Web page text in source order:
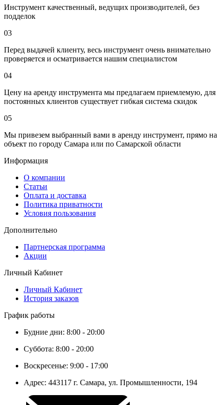
Инструмент качественный, ведущих производителей, без
подделок
03
Перед выдачей клиенту, весь инструмент очень внимательно
проверяется и осматривается нашим специалистом
04
Цену на аренду инструмента мы предлагаем приемлемую, для
постоянных клиентов существует гибкая система скидок
05
Мы привезем выбранный вами в аренду инструмент, прямо на
объект по городу Самара или по Самарской области
Информация
О компании
Статьи
Оплата и доставка
Политика приватности
Условия пользования
Дополнительно
Партнерская программа
Акции
Личный Кабинет
Личный Кабинет
История заказов
График работы
Будние дни: 8:00 - 20:00
Суббота: 8:00 - 20:00
Воскресенье: 9:00 - 17:00
Адрес: 443117 г. Самара, ул. Промышленности, 194